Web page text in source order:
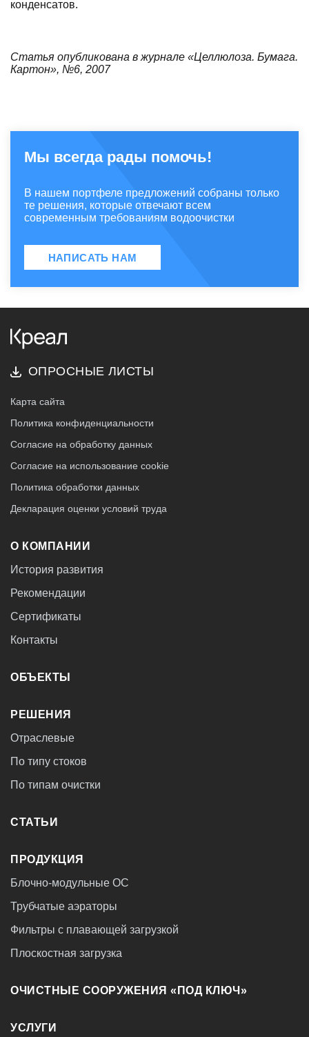
конденсатов.
Статья опубликована в журнале «Целлюлоза. Бумага.
Картон», №6, 2007
НАПИСАТЬ НАМ
Мы всегда рады помочь!
В нашем портфеле предложений собраны только
те решения, которые отвечают всем
современным требованиям водоочистки
ОПРОСНЫЕ ЛИСТЫ
Карта сайта
Политика конфиденциальности
Согласие на обработку данных
Согласие на использование cookie
Политика обработки данных
Декларация оценки условий труда
О КОМПАНИИ
История развития
Рекомендации
Сертификаты
Контакты
ОБЪЕКТЫ
РЕШЕНИЯ
Отраслевые
По типу стоков
По типам очистки
СТАТЬИ
ПРОДУКЦИЯ
Блочно-модульные ОС
Трубчатые аэраторы
Фильтры с плавающей загрузкой
Плоскостная загрузка
ОЧИСТНЫЕ СООРУЖЕНИЯ «ПОД КЛЮЧ»
УСЛУГИ